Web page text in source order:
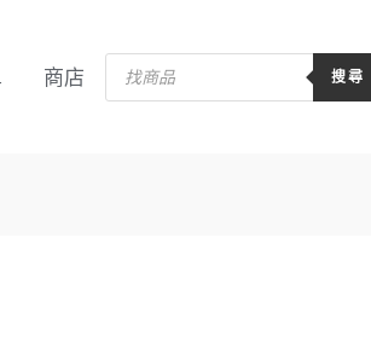
商店
Products
search 搜尋